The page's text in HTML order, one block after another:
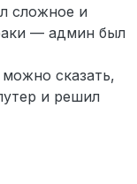
сложное и
— админ был
можно сказать,
и решил